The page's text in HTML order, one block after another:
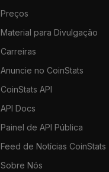
Preços
Material para Divulgação
Carreiras
Anuncie no CoinStats
CoinStats API
API Docs
Painel de API Pública
Feed de Notícias CoinStats
Sobre Nós